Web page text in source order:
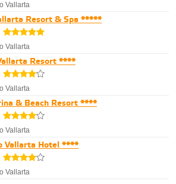
Vallarta
Resort & Spa *****
Vallarta
Resort ****
Vallarta
& Beach Resort ****
Vallarta
Vallarta Hotel ****
Vallarta